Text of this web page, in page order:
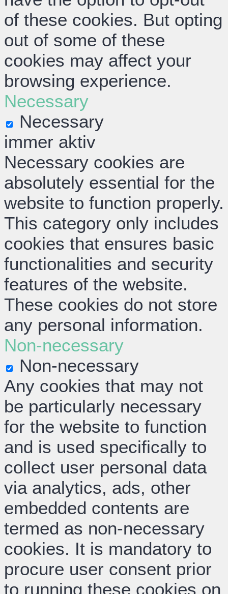
of these cookies. But opting
out of some of these
cookies may affect your
browsing experience.
Necessary
Necessary
immer aktiv
Necessary cookies are
absolutely essential for the
website to function properly.
This category only includes
cookies that ensures basic
functionalities and security
features of the website.
These cookies do not store
any personal information.
Non-necessary
Non-necessary
Any cookies that may not
be particularly necessary
for the website to function
and is used specifically to
collect user personal data
via analytics, ads, other
embedded contents are
termed as non-necessary
cookies. It is mandatory to
procure user consent prior
to running these cookies on